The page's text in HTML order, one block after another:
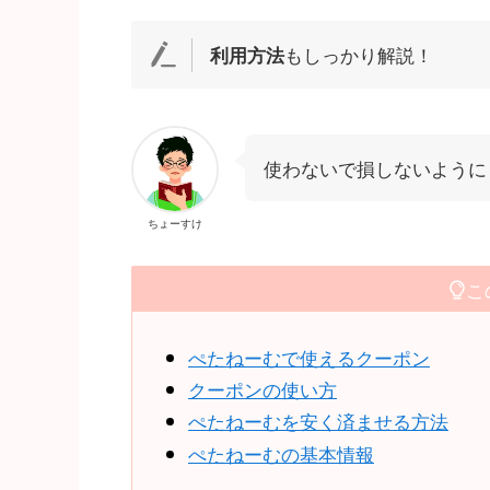
利用方法もしっかり解説！
ちょーすけ
使わないで損しないように
こ
ぺたねーむで使えるクーポン
クーポンの使い方
ぺたねーむを安く済ませる方法
ぺたねーむの基本情報